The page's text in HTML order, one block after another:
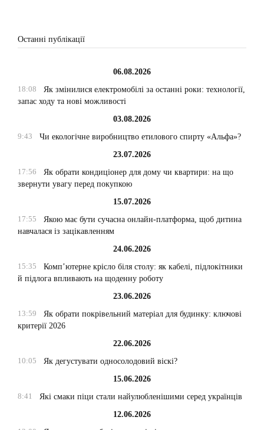
Останні публікації
06.08.2026
18:08
Як змінилися електромобілі за останні роки: технології,
запас ходу та нові можливості
03.08.2026
9:43
Чи екологічне виробництво етилового спирту «Альфа»?
23.07.2026
17:56
Як обрати кондиціонер для дому чи квартири: на що
звернути увагу перед покупкою
15.07.2026
17:55
Якою має бути сучасна онлайн-платформа, щоб дитина
навчалася із зацікавленням
24.06.2026
15:35
Комп’ютерне крісло біля столу: як кабелі, підлокітники
й підлога впливають на щоденну роботу
23.06.2026
13:59
Як обрати покрівельний матеріал для будинку: ключові
критерії 2026
22.06.2026
10:05
Як дегустувати односолодовий віскі?
15.06.2026
8:41
Які смаки піци стали найулюбленішими серед українців
12.06.2026